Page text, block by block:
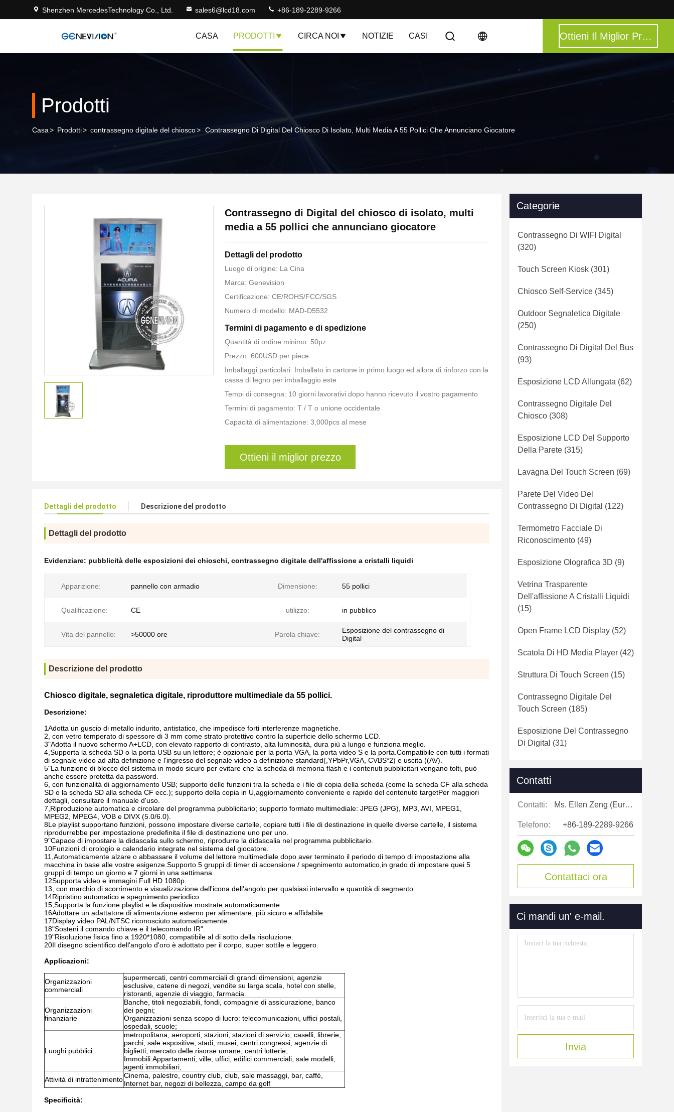
Shenzhen MercedesTechnology Co., Ltd. sales6@lcd18.com +86-189-2289-9266
CASA PRODOTTI CIRCA NOI NOTIZIE CASI Ottieni Il Miglior Prezzo
Prodotti
Casa> Prodotti> contrassegno digitale del chiosco> Contrassegno Di Digital Del Chiosco Di Isolato, Multi Media A 55 Pollici Che Annunciano Giocatore
Contrassegno di Digital del chiosco di isolato, multi
media a 55 pollici che annunciano giocatore
Dettagli del prodotto
Luogo di origine: La Cina
Marca: Genevision
Certificazione: CE/ROHS/FCC/SGS
Numero di modello: MAD-D5532
Termini di pagamento e di spedizione
Quantità di ordine minimo: 50pz
Prezzo: 600USD per piece
Imballaggi particolari: Imballato in cartone in primo luogo ed allora di rinforzo con la
cassa di legno per imballaggio este
Tempi di consegna: 10 giorni lavorativi dopo hanno ricevuto il vostro pagamento
Termini di pagamento: T / T o unione occidentale
Capacità di alimentazione: 3,000pcs al mese
Ottieni il miglior prezzo
Dettagli del prodotto Descrizione del prodotto
Dettagli del prodotto
Evidenziare: pubblicità delle esposizioni dei chioschi, contrassegno digitale dell'affissione a cristalli liquidi
Apparizione: pannello con armadio Dimensione: 55 pollici
Qualificazione: CE utilizzo: in pubblico
Vita del pannello: >50000 ore Parola chiave:
Esposizione del contrassegno di
Digital
Descrizione del prodotto
Chiosco digitale, segnaletica digitale, riproduttore multimediale da 55 pollici.
Descrizione:
1Adotta un guscio di metallo indurito, antistatico, che impedisce forti interferenze magnetiche.
2, con vetro temperato di spessore di 3 mm come strato protettivo contro la superficie dello schermo LCD.
3"Adotta il nuovo schermo A+LCD, con elevato rapporto di contrasto, alta luminosità, dura più a lungo e funziona meglio.
4,Supporta la scheda SD o la porta USB su un lettore; è opzionale per la porta VGA, la porta video S e la porta.Compatibile con tutti i formati
di segnale video ad alta definizione e l'ingresso del segnale video a definizione standard(,YPbPr,VGA, CVBS*2) e uscita ((AV).
5"La funzione di blocco del sistema in modo sicuro per evitare che la scheda di memoria flash e i contenuti pubblicitari vengano tolti, può
anche essere protetta da password.
6, con funzionalità di aggiornamento USB; supporto delle funzioni tra la scheda e i file di copia della scheda (come la scheda CF alla scheda
SD o la scheda SD alla scheda CF ecc.); supporto della copia in U,aggiornamento conveniente e rapido del contenuto targetPer maggiori
dettagli, consultare il manuale d'uso.
7,Riproduzione automatica e circolare del programma pubblicitario; supporto formato multimediale: JPEG (JPG), MP3, AVI, MPEG1,
MPEG2, MPEG4, VOB e DIVX (5.0/6.0).
8Le playlist supportano funzioni, possono impostare diverse cartelle, copiare tutti i file di destinazione in quelle diverse cartelle, il sistema
riprodurrebbe per impostazione predefinita il file di destinazione uno per uno.
9"Capace di impostare la didascalia sullo schermo, riprodurre la didascalia nel programma pubblicitario.
10Funzioni di orologio e calendario integrate nel sistema del giocatore.
11,Automaticamente alzare o abbassare il volume del lettore multimediale dopo aver terminato il periodo di tempo di impostazione alla
macchina in base alle vostre esigenze.Supporto 5 gruppi di timer di accensione / spegnimento automatico,in grado di impostare quei 5
gruppi di tempo un giorno e 7 giorni in una settimana.
12Supporta video e immagini Full HD 1080p.
13, con marchio di scorrimento e visualizzazione dell'icona dell'angolo per qualsiasi intervallo e quantità di segmento.
14Ripristino automatico e spegnimento periodico.
15,Supporta la funzione playlist e le diapositive mostrate automaticamente.
16Adottare un adattatore di alimentazione esterno per alimentare, più sicuro e affidabile.
17Display video PAL/NTSC riconosciuto automaticamente.
18"Sosteni il comando chiave e il telecomando IR".
19"Risoluzione fisica fino a 1920*1080, compatibile al di sotto della risoluzione.
20Il disegno scientifico dell'angolo d'oro è adottato per il corpo, super sottile e leggero.
Applicazioni:
Organizzazioni
commerciali
supermercati, centri commerciali di grandi dimensioni, agenzie
esclusive, catene di negozi, vendite su larga scala, hotel con stelle,
ristoranti, agenzie di viaggio, farmacia.
Organizzazioni
finanziarie
Banche, titoli negoziabili, fondi, compagnie di assicurazione, banco
dei pegni;
Organizzazioni senza scopo di lucro: telecomunicazioni, uffici postali,
ospedali, scuole;
Luoghi pubblici
metropolitana, aeroporti, stazioni, stazioni di servizio, caselli, librerie,
parchi, sale espositive, stadi, musei, centri congressi, agenzie di
biglietti, mercato delle risorse umane, centri lotterie;
Immobili:Appartamenti, ville, uffici, edifici commerciali, sale modelli,
agenti immobiliari;
Attività di intrattenimentoCinema, palestre, country club, club, sale massaggi, bar, caffè,
Internet bar, negozi di bellezza, campo da golf
Specificità:
Categorie
Contrassegno Di WIFI Digital
(320)
Touch Screen Kiosk (301)
Chiosco Self-Service (345)
Outdoor Segnaletica Digitale
(250)
Contrassegno Di Digital Del Bus
(93)
Esposizione LCD Allungata (62)
Contrassegno Digitale Del
Chiosco (308)
Esposizione LCD Del Supporto
Della Parete (315)
Lavagna Del Touch Screen (69)
Parete Del Video Del
Contrassegno Di Digital (122)
Termometro Facciale Di
Riconoscimento (49)
Esposizione Olografica 3D (9)
Vetrina Trasparente
Dell'affissione A Cristalli Liquidi
(15)
Open Frame LCD Display (52)
Scatola Di HD Media Player (42)
Struttura Di Touch Screen (15)
Contrassegno Digitale Del
Touch Screen (185)
Esposizione Del Contrassegno
Di Digital (31)
Contatti
Contatti: Ms. Ellen Zeng (Europe, North and Shouth America)
Telefono: +86-189-2289-9266
Contattaci ora
Ci mandi un' e-mail.
Invia